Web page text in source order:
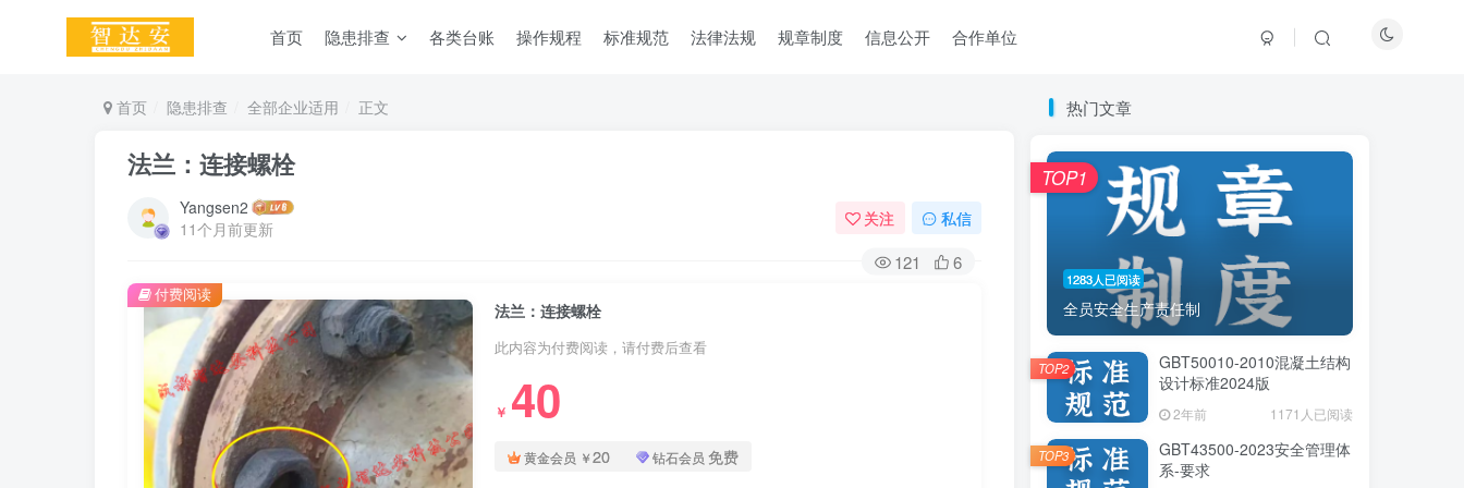
首页 隐患排查 各类台账 操作规程 标准规范 法律法规 规章制度 信息公开 合作单位
首页 隐患排查 全部企业适用 正文
法兰：连接螺栓
Yangsen2
11个月前更新
关注 私信
121 6
法兰：连接螺栓
此内容为付费阅读，请付费后查看
￥ 40
黄金会员 ￥20 钻石会员 免费
付费阅读
热门文章
1283人已阅读
全员安全生产责任制
TOP1
GBT50010-2010混凝土结构
设计标准2024版
2年前 1171人已阅读
TOP2
GBT43500-2023安全管理体
系-要求
TOP3
热门文章
1283人已阅读
全员安全生产责任制
TOP1
GBT50010-2010混凝土结构
设计标准2024版
2年前 1171人已阅读
TOP2
GBT43500-2023安全管理体
系-要求
TOP3